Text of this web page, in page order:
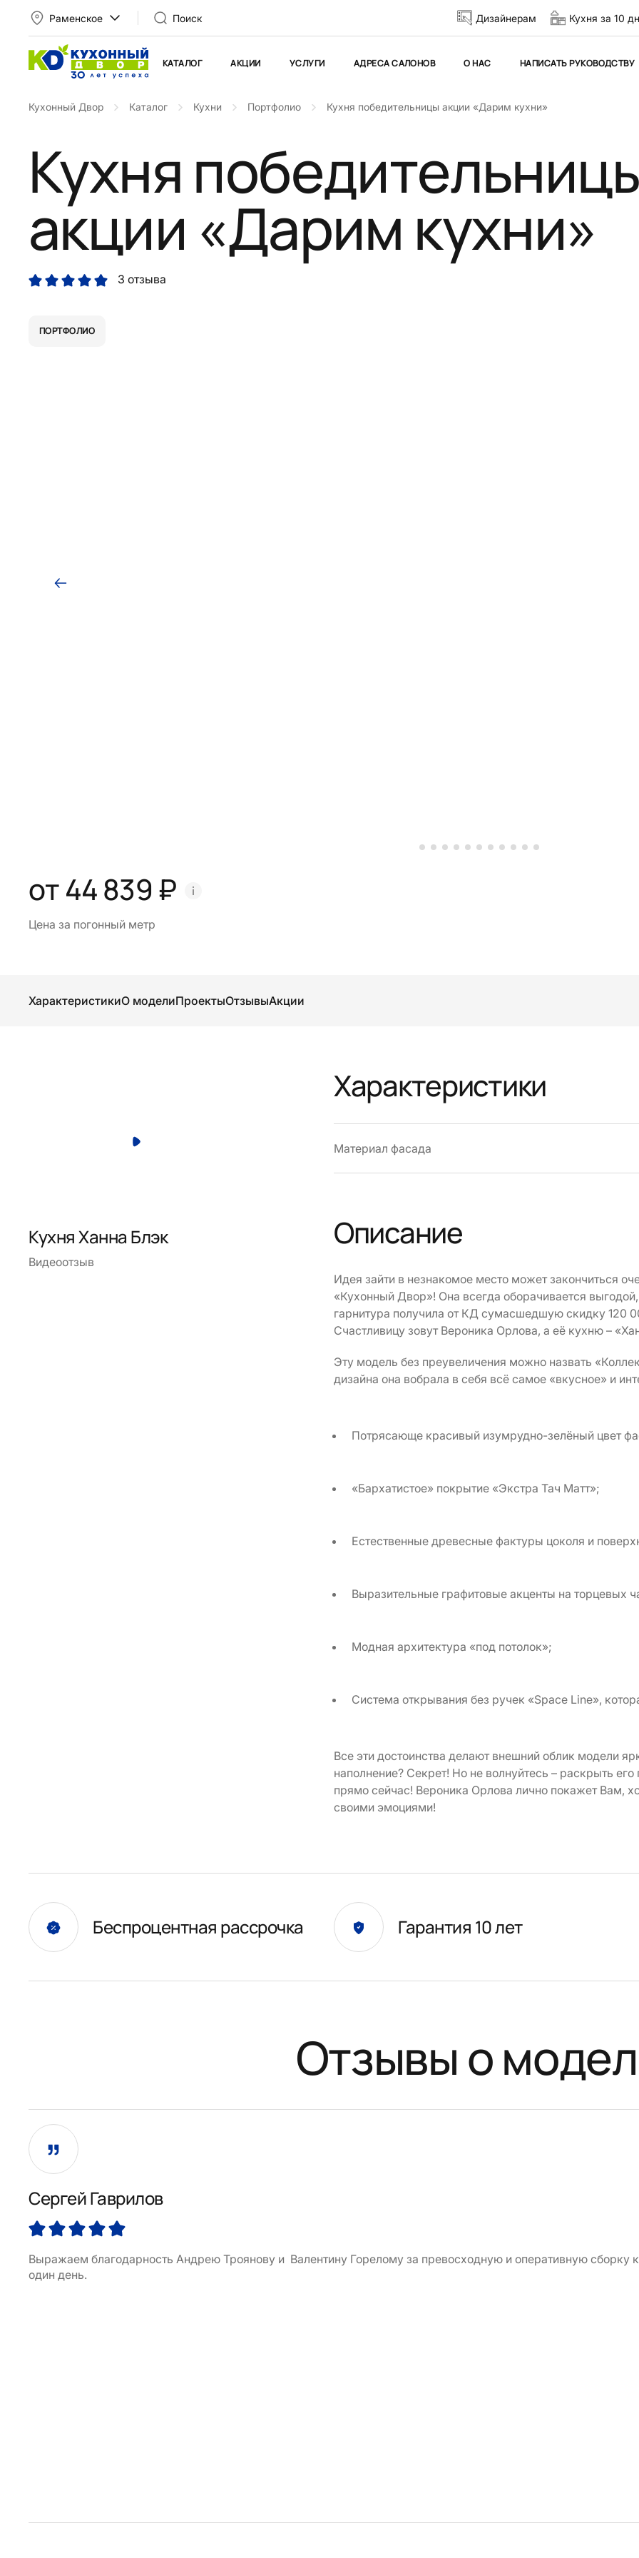
Раменское Поиск Дизайнерам Кухня за 10
КАТАЛОГ АКЦИИ УСЛУГИ АДРЕСА САЛОНОВ О НАС НАПИСАТЬ РУКОВОДСТВУ
Кухонный Двор Каталог Кухни Портфолио Кухня победительницы акции «Дарим кухни»
Кухня
акции «Дарим кухни»
3 отзыва
ПОРТФОЛИО
от 44 839 ₽
Цена за погонный метр
ХарактеристикиО моделиПроектыОтзывыАкции
Кухня Ханна Блэк
Видеоотзыв
Характеристики
Материал фасада
Описание
Идея зайти в незнакомое место может закончиться
«Кухонный Двор»! Она всегда оборачивается
гарнитура получила от КД сумасшедшую скидку 120
Счастливицу зовут Вероника Орлова, а её кухню –
Эту модель без преувеличения можно назвать
дизайна она вобрала в себя всё самое «вкусное» и
Потрясающе красивый изумрудно-зелёный цвет
«Бархатистое» покрытие «Экстра Тач Матт»;
Естественные древесные фактуры цоколя и
Выразительные графитовые акценты на торцевых
Модная архитектура «под потолок»;
Система открывания без ручек «Space Line»,
Все эти достоинства делают внешний облик модели
наполнение? Секрет! Но не волнуйтесь – раскрыть
прямо сейчас! Вероника Орлова лично покажет Вам,
своими эмоциями!
Беспроцентная рассрочка Гарантия 10 лет
Отзывы о
Сергей Гаврилов
Выражаем благодарность Андрею Троянову и Валентину Горелому за превосходную и оперативную сборку
один день.